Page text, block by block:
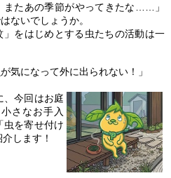
またあの季節がやってきたな……」
ないでしょうか。
をはじめとする虫たちの活動は一
気になって外に出られない！」
、今回はお庭
さなお手入
虫を寄せ付け
します！